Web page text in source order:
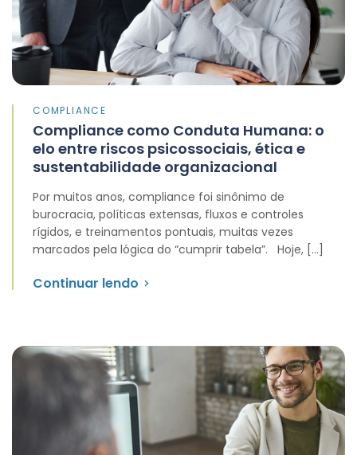
COMPLIANCE
Compliance como Conduta Humana: o
elo entre riscos psicossociais, ética e
sustentabilidade organizacional
Por muitos anos, compliance foi sinônimo de
burocracia, políticas extensas, fluxos e controles
rígidos, e treinamentos pontuais, muitas vezes
marcados pela lógica do “cumprir tabela”. Hoje, […]
Continuar lendo